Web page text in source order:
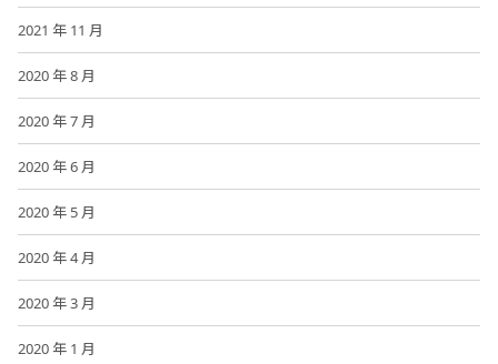
2021 年 11 月
2020 年 8 月
2020 年 7 月
2020 年 6 月
2020 年 5 月
2020 年 4 月
2020 年 3 月
2020 年 1 月